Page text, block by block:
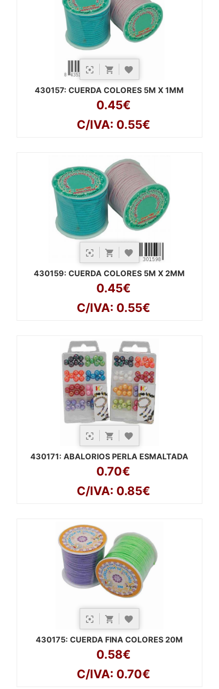
430157: CUERDA COLORES 5M X 1MM
0.45€
C/IVA: 0.55€
430159: CUERDA COLORES 5M X 2MM
0.45€
C/IVA: 0.55€
430171: ABALORIOS PERLA ESMALTADA
0.70€
C/IVA: 0.85€
430175: CUERDA FINA COLORES 20M
0.58€
C/IVA: 0.70€